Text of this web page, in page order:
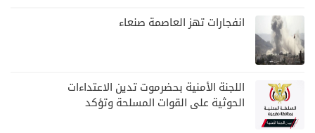
انفجارات تهز العاصمة صنعاء
اللجنة الأمنية بحضرموت تدين الاعتداءات
الحوثية على القوات المسلحة وتؤكد